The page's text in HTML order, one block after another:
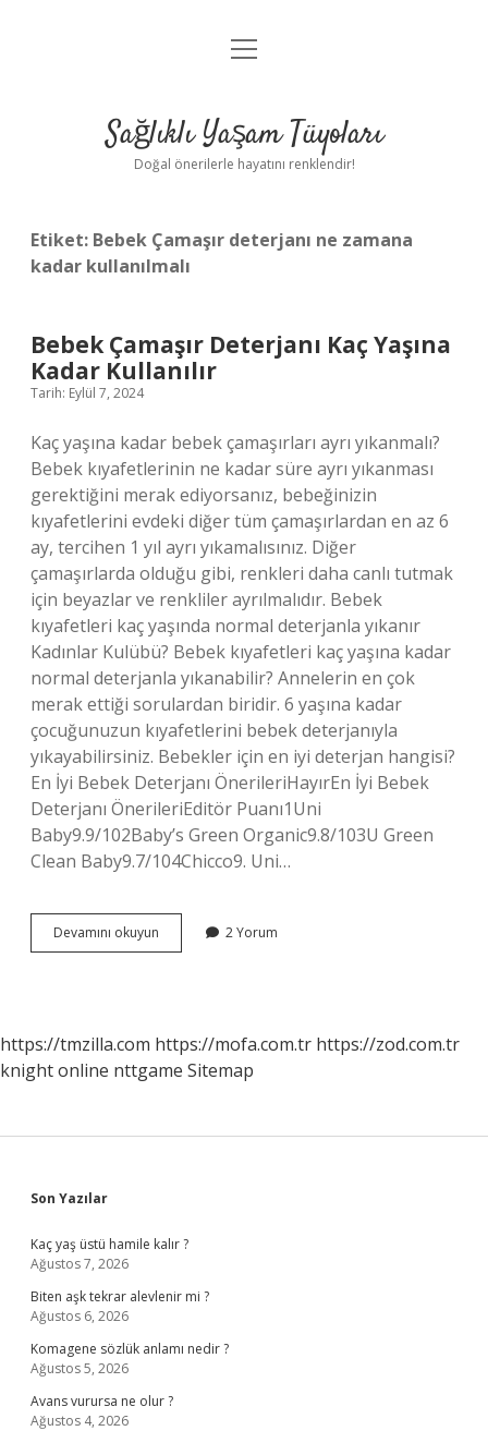
Anasayfa
Yasal Uyarı
menüyü
Sağlıklı Yaşam Tüyoları
Doğal önerilerle hayatını renklendir!
Etiket: Bebek Çamaşır deterjanı ne zamana
kadar kullanılmalı
Bebek Çamaşır Deterjanı Kaç Yaşına
Kadar Kullanılır
Tarih: Eylül 7, 2024
Kaç yaşına kadar bebek çamaşırları ayrı yıkanmalı?
Bebek kıyafetlerinin ne kadar süre ayrı yıkanması
gerektiğini merak ediyorsanız, bebeğinizin
kıyafetlerini evdeki diğer tüm çamaşırlardan en az 6
ay, tercihen 1 yıl ayrı yıkamalısınız. Diğer
çamaşırlarda olduğu gibi, renkleri daha canlı tutmak
için beyazlar ve renkliler ayrılmalıdır. Bebek
kıyafetleri kaç yaşında normal deterjanla yıkanır
Kadınlar Kulübü? Bebek kıyafetleri kaç yaşına kadar
normal deterjanla yıkanabilir? Annelerin en çok
merak ettiği sorulardan biridir. 6 yaşına kadar
çocuğunuzun kıyafetlerini bebek deterjanıyla
yıkayabilirsiniz. Bebekler için en iyi deterjan hangisi?
En İyi Bebek Deterjanı ÖnerileriHayırEn İyi Bebek
Deterjanı ÖnerileriEditör Puanı1Uni
Baby9.9/102Baby’s Green Organic9.8/103U Green
Clean Baby9.7/104Chicco9. Uni…
Devamını okuyun
Çamaşır
Kullanılır
2 Yorum
https://tmzilla.com https://mofa.com.tr https://zod.com.tr
knight online nttgame Sitemap
Sidebar
Son Yazılar
Kaç yaş üstü hamile kalır ?
Ağustos 7, 2026
Biten aşk tekrar alevlenir mi ?
Ağustos 6, 2026
Komagene sözlük anlamı nedir ?
Ağustos 5, 2026
Avans vurursa ne olur ?
Ağustos 4, 2026